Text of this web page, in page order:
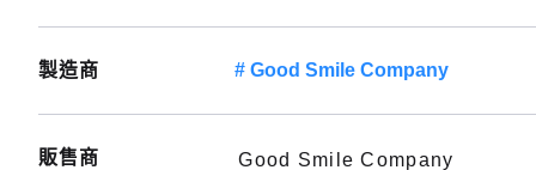
製造商 Good Smile Company
販售商 Good Smile Company